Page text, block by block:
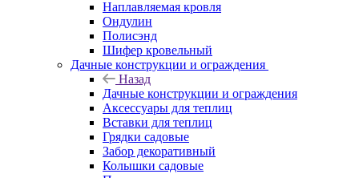
Наплавляемая кровля
Ондулин
Полисэнд
Шифер кровельный
Дачные конструкции и ограждения
Назад
Дачные конструкции и ограждения
Аксессуары для теплиц
Вставки для теплиц
Грядки садовые
Забор декоративный
Колышки садовые